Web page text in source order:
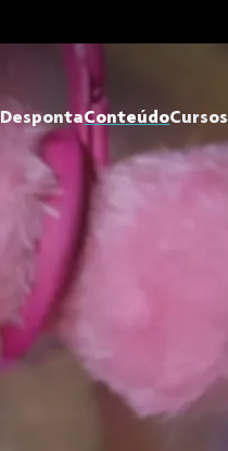
DespontaConteúdoCursos